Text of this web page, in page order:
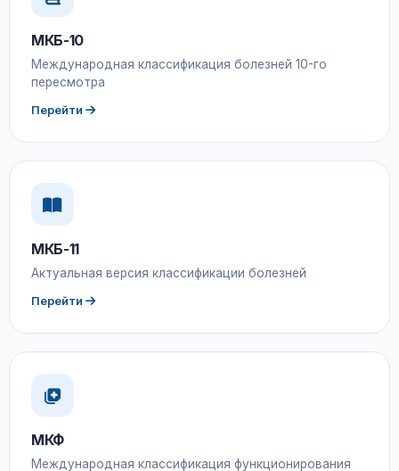
МКБ-10
Международная классификация болезней 10-го
пересмотра
Перейти
МКБ-11
Актуальная версия классификации болезней
Перейти
МКФ
Международная классификация функционирования